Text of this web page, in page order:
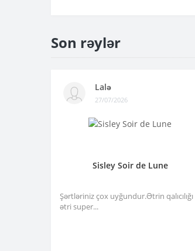
Son rəylər
Lalə
27/07/2026
Sisley Soir de Lune
Şərtləriniz çox uyğundur.Ətrin qalıcılığı
ətri super...